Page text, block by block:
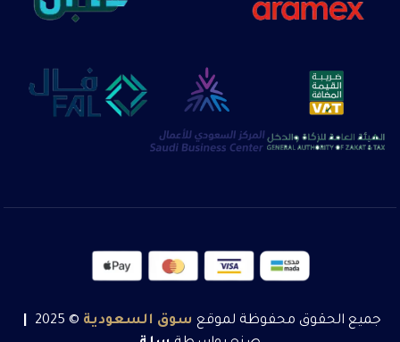
جميع الحقوق محفوظة لموقع سوق السعودية © 2025